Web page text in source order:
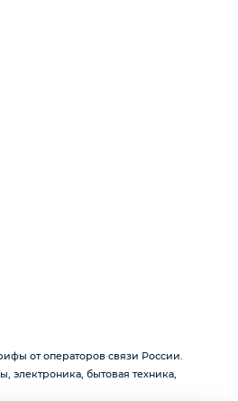
от операторов связи России.
электроника, бытовая техника,